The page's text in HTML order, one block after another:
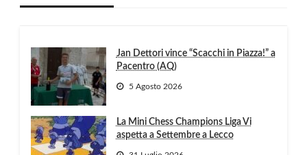
Jan Dettori vince “Scacchi in Piazza!” a
Pacentro (AQ)
5 Agosto 2026
La Mini Chess Champions Liga Vi
aspetta a Settembre a Lecco